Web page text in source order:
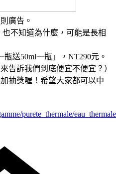
廣告。
不知道為什麼，可能是長相
送50ml一瓶」，NT290元。
告訴我們到底便宜不便宜？）
抽獎喔！希望大家都可以中
purete_thermale/